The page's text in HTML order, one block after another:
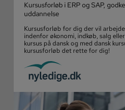
Kursusforløb i ERP og SAP,
uddannelse
Kursusforløb for dig der vil
indenfor økonomi, indkøb, salg
kursus på dansk og med dansk
kursusforløb det rette for dig!